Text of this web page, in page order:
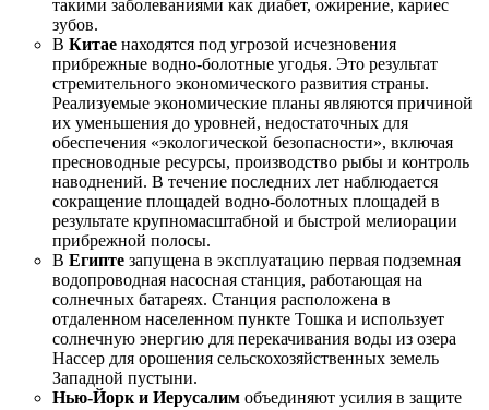
такими заболеваниями как диабет, ожирение, кариес
зубов.
В Китае находятся под угрозой исчезновения
прибрежные водно-болотные угодья. Это результат
стремительного экономического развития страны.
Реализуемые экономические планы являются причиной
их уменьшения до уровней, недостаточных для
обеспечения «экологической безопасности», включая
пресноводные ресурсы, производство рыбы и контроль
наводнений. В течение последних лет наблюдается
сокращение площадей водно-болотных площадей в
результате крупномасштабной и быстрой мелиорации
прибрежной полосы.
В Египте запущена в эксплуатацию первая подземная
водопроводная насосная станция, работающая на
солнечных батареях. Станция расположена в
отдаленном населенном пункте Тошка и использует
солнечную энергию для перекачивания воды из озера
Нассер для орошения сельскохозяйственных земель
Западной пустыни.
Нью-Йорк и Иерусалим объединяют усилия в защите